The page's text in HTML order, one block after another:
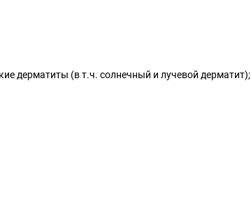
дерматиты (в т.ч. солнечный и лучевой дерматит);